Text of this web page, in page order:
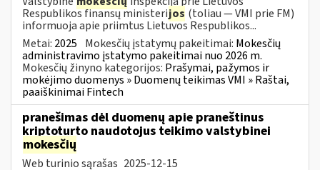
Respublikos finansų ministerijos (toliau — VMI prie FM)
informuoja apie priimtus Lietuvos Respublikos...
Metai: 2025 Mokesčių įstatymų pakeitimai: Mokesčių
administravimo įstatymo pakeitimai nuo 2026 m.
Mokesčių žinyno kategorijos: Prašymai, pažymos ir
mokėjimo duomenys » Duomenų teikimas VMI » Raštai,
paaiškinimai Fintech
pranešimas dėl duomenų apie praneštinus
kriptoturto naudotojus teikimo valstybinei
mokesčių
Web turinio sąrašas 2025-12-15